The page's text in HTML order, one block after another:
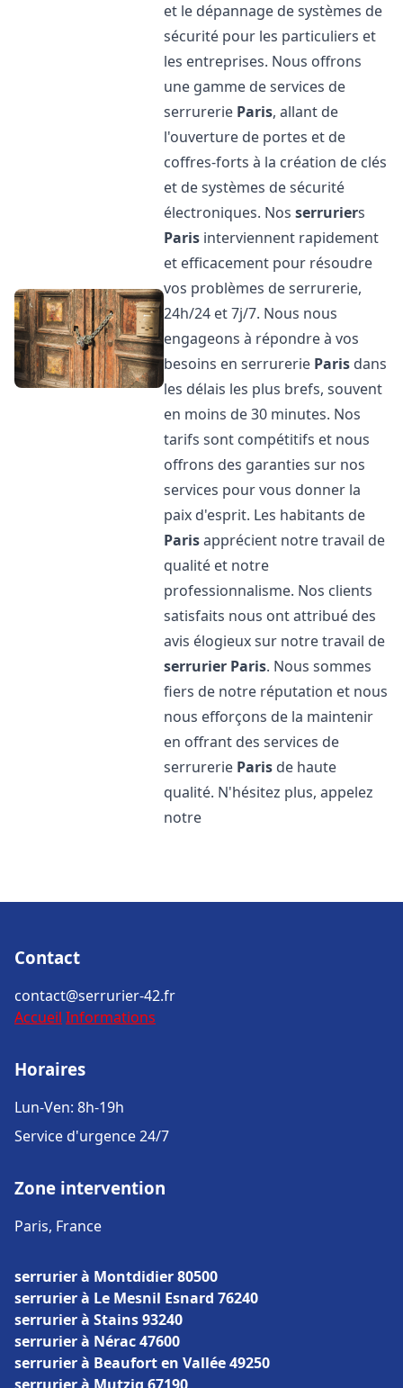
et le dépannage de systèmes de
sécurité pour les particuliers et
les entreprises. Nous offrons
une gamme de services de
serrurerie Paris, allant de
l'ouverture de portes et de
coffres-forts à la création de clés
et de systèmes de sécurité
électroniques. Nosserruriers
Paris interviennent rapidement
et efficacement pour résoudre
vos problèmes de serrurerie,
24h/24 et 7j/7. Nous nous
engageons à répondre à vos
besoins en serrurerie Paris dans
les délais les plus brefs, souvent
en moins de 30 minutes. Nos
tarifs sont compétitifs et nous
offrons des garanties sur nos
services pour vous donner la
paix d'esprit. Les habitants de
Parisapprécient notre travail de
qualité et notre
professionnalisme. Nos clients
satisfaits nous ont attribué des
avis élogieux sur notre travail de
serrurier Paris. Nous sommes
fiers de notre réputation et nous
nous efforçons de la maintenir
en offrant des services de
serrurerie Paris de haute
qualité. N'hésitez plus, appelez
notre
Contact
contact@serrurier-42.fr
Accueil Informations
Horaires
Lun-Ven: 8h-19h
Service d'urgence 24/7
Zone intervention
Paris, France
serrurier à Montdidier 80500
serrurier à Le Mesnil Esnard 76240
serrurier à Stains 93240
serrurier à Nérac 47600
serrurier à Beaufort en Vallée 49250